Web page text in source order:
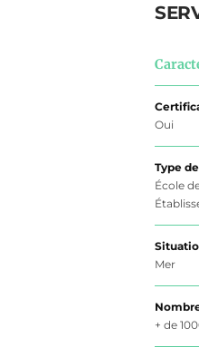
Oui
Type
École
Mer
+ de